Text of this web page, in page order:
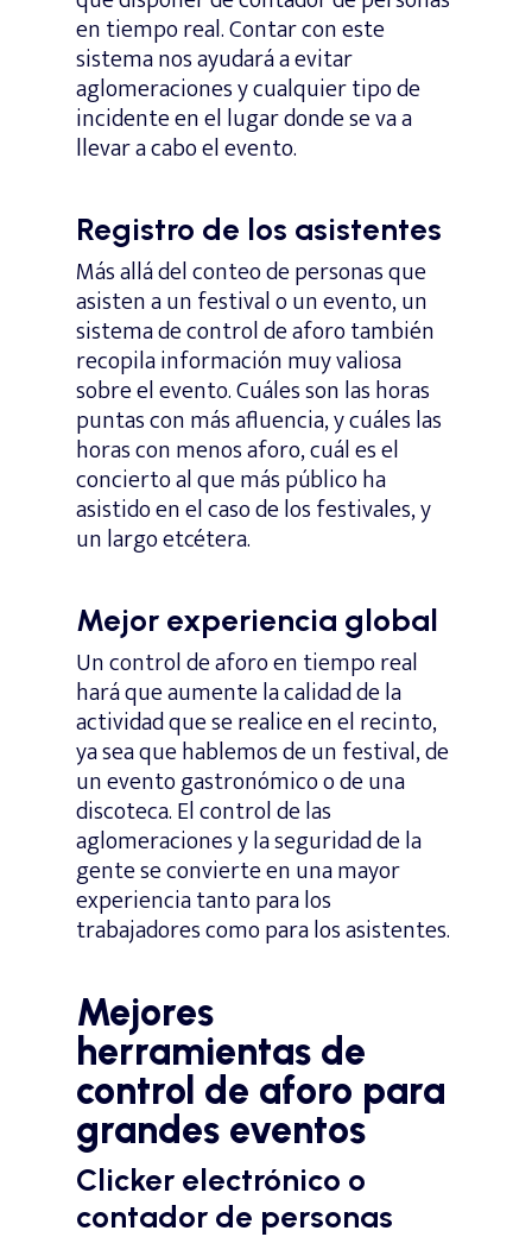
en tiempo real. Contar con este
sistema nos ayudará a evitar
aglomeraciones y cualquier tipo de
incidente en el lugar donde se va a
llevar a cabo el evento.
Registro de los asistentes
Más allá del conteo de personas que
asisten a un festival o un evento, un
sistema de control de aforo también
recopila información muy valiosa
sobre el evento. Cuáles son las horas
puntas con más afluencia, y cuáles las
horas con menos aforo, cuál es el
concierto al que más público ha
asistido en el caso de los festivales, y
un largo etcétera.
Mejor experiencia global
Un control de aforo en tiempo real
hará que aumente la calidad de la
actividad que se realice en el recinto,
ya sea que hablemos de un festival, de
un evento gastronómico o de una
discoteca. El control de las
aglomeraciones y la seguridad de la
gente se convierte en una mayor
experiencia tanto para los
trabajadores como para los asistentes.
Mejores
herramientas de
control de aforo para
grandes eventos
Clicker electrónico o
contador de personas